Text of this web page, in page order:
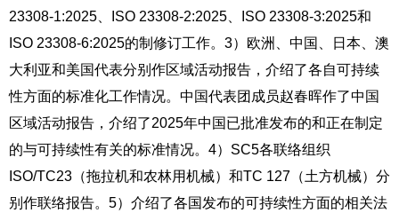
23308-1:2025
ISO 23308-2:2025 ISO 23308-3:2025和
ISO 23308-6:2025的制修订工作。 3）欧洲、中国、日本、澳
大利亚和美国代表分别作区域活动报告，介绍了各自可持续
性方面的标准化工作情况。中国代表团成员赵春晖作了中国
区域活动报告，介绍了2025年中国已批准发布的和正在制定
的与可持续性有关的标准情况。 4） SC5各联络组织
ISO/TC23 （拖拉机和农林用机械）和TC 127 （土方机械）分
别 作联络报告。 5）介绍了各国发布的可持续性方面的相关法